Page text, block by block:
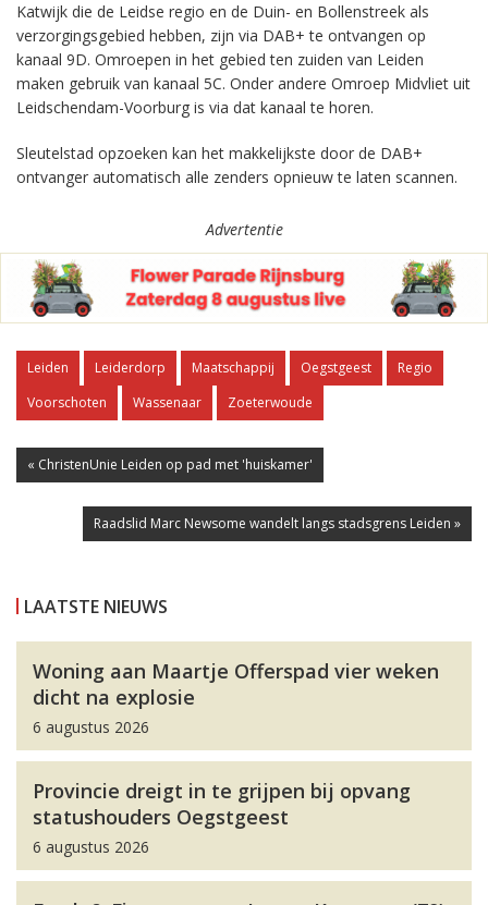
Katwijk die de Leidse regio en de Duin- en Bollenstreek als
verzorgingsgebied hebben, zijn via DAB+ te ontvangen op
kanaal 9D. Omroepen in het gebied ten zuiden van Leiden
maken gebruik van kanaal 5C. Onder andere Omroep Midvliet uit
Leidschendam-Voorburg is via dat kanaal te horen.
Sleutelstad opzoeken kan het makkelijkste door de DAB+
ontvanger automatisch alle zenders opnieuw te laten scannen.
Advertentie
Leiden Leiderdorp Maatschappij Oegstgeest
Regio
Voorschoten
Wassenaar Zoeterwoude
« ChristenUnie Leiden op pad met 'huiskamer'
Raadslid Marc Newsome wandelt langs stadsgrens Leiden »
LAATSTE NIEUWS
Woning aan Maartje Offerspad vier weken
dicht na explosie
6 augustus 2026
Provincie dreigt in te grijpen bij opvang
statushouders Oegstgeest
6 augustus 2026